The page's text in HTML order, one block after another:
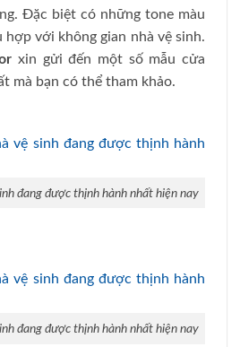
Đặc biệt có những tone màu
với không gian nhà vệ sinh.
xin gửi đến một số mẫu cửa
mà bạn có thể tham khảo.
đang được thịnh hành nhất hiện nay
đang được thịnh hành nhất hiện nay